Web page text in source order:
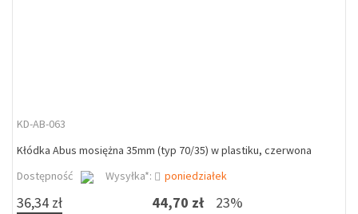
KD-AB-063
Kłódka Abus mosiężna 35mm (typ 70/35) w plastiku, czerwona
Dostępność
Wysyłka*: poniedziałek
36,34 zł 44,70 zł 23%